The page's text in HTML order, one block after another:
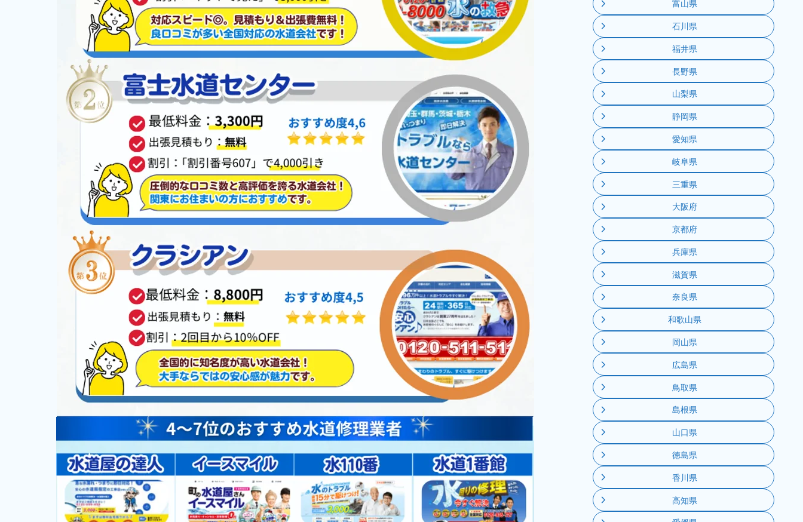
富山県
石川県
福井県
長野県
山梨県
静岡県
愛知県
岐阜県
三重県
大阪府
京都府
兵庫県
滋賀県
奈良県
和歌山県
岡山県
広島県
鳥取県
島根県
山口県
徳島県
香川県
高知県